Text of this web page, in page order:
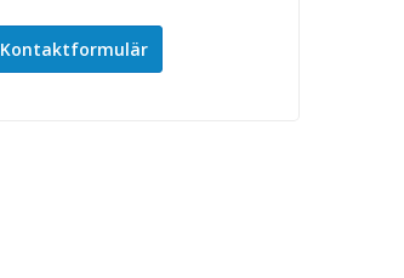
Kontaktformulär